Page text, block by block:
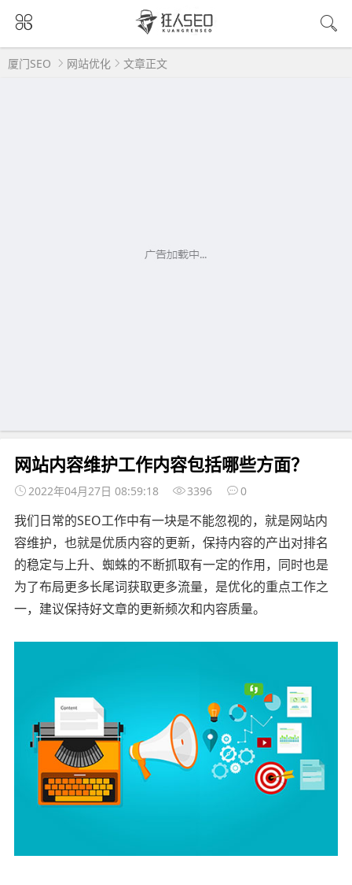
厦门SEO 网站优化 文章正文
网站内容维护工作内容包括哪些方面？
2022年04月27日 08:59:18 3396 0
我们日常的SEO工作中有一块是不能忽视的，就是网站内
容维护，也就是优质内容的更新，保持内容的产出对排名
的稳定与上升、蜘蛛的不断抓取有一定的作用，同时也是
为了布局更多长尾词获取更多流量，是优化的重点工作之
一，建议保持好文章的更新频次和内容质量。